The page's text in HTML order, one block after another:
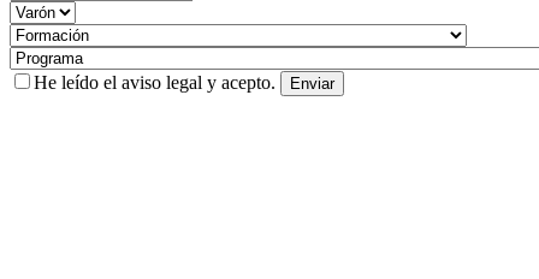
He leído el aviso legal y acepto.